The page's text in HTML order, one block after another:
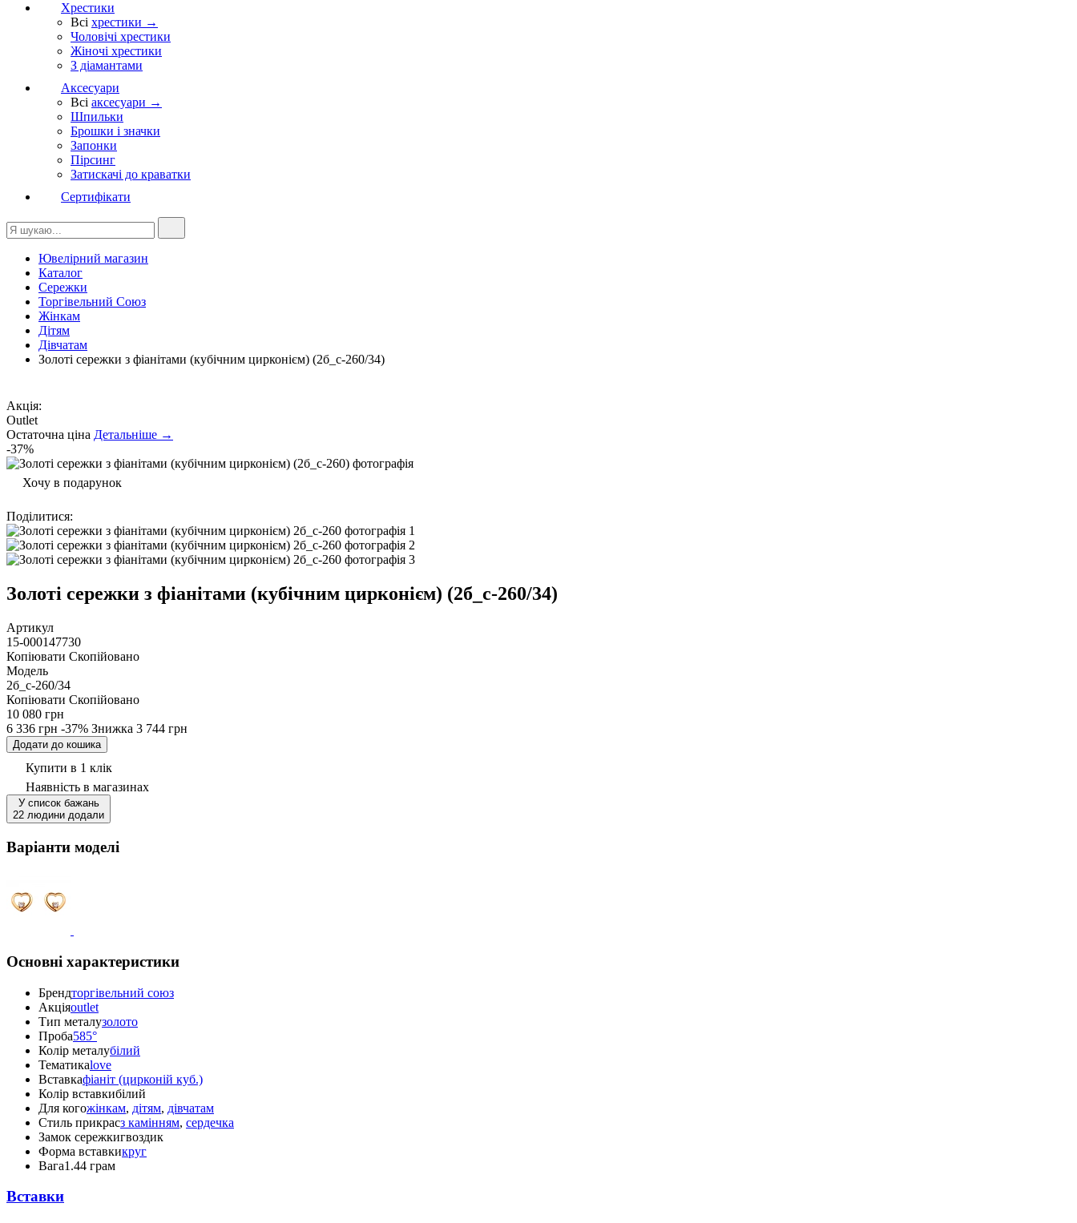
Хрестики
Всі хрестики →
Чоловічі хрестики
Жіночі хрестики
З діамантами
Аксесуари
Всі аксесуари →
Шпильки
Брошки і значки
Запонки
Пірсинг
Затискачі до краватки
Сертифікати
Ювелірний магазин
Каталог
Сережки
Торгівельний Союз
Жінкам
Дітям
Дівчатам
Золоті сережки з фіанітами (кубічним цирконієм) (2б_с-260/34)
Акція:
Outlet
Остаточна ціна Детальніше →
-37%
Хочу в подарунок
Поділитися:
Золоті сережки з фіанітами (кубічним цирконієм) (2б_с-260/34)
Артикул
15-000147730
Копіювати Скопійовано
Модель
2б_с-260/34
Копіювати Скопійовано
10 080 грн
6 336 грн -37% Знижка 3 744 грн
Додати до кошика
Купити в 1 клік
Наявність в магазинах
У список бажань
22 людини додали
Варіанти моделі
Основні характеристики
Брендторгівельний союз
Акціяoutlet
Тип металузолото
Проба585°
Колір металубілий
Тематикаlove
Вставкафіаніт (цирконій куб.)
Колір вставкибілий
Для когожінкам, дітям, дівчатам
Стиль прикрасз камінням, сердечка
Замок сережкигвоздик
Форма вставкикруг
Вага1.44 грам
Вставки